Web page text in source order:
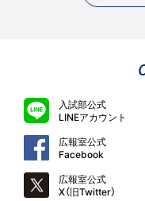
入試部公式
LINEアカウント
広報室公式
Facebook
広報室公式
X（旧Twitter）